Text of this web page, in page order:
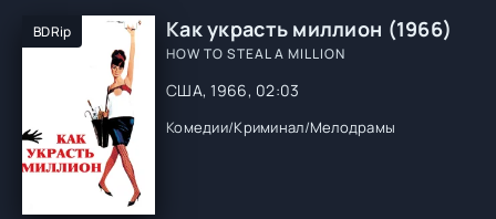
BDRip Как украсть миллион (1966)
HOW TO STEAL A MILLION
США, 1966, 02:03
Комедии/Криминал/Мелодрамы